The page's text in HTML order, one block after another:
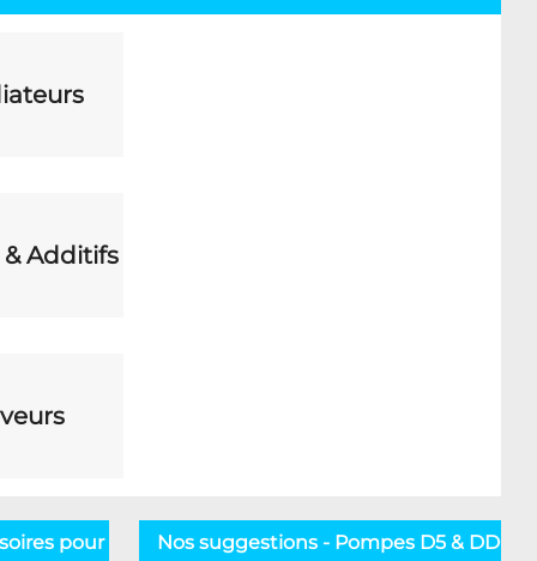
Additifs
pour tuyauxNos suggestions - Pompes D5 & DDC